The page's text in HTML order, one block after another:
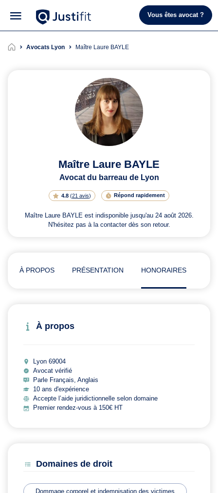
Vous êtes avocat ?
Avocats Lyon Maître Laure BAYLE
Maître Laure BAYLE
Avocat du barreau de Lyon
4.8 (21 avis) Répond rapidement
Maître Laure BAYLE est indisponible jusqu'au 24 août 2026.
N'hésitez pas à la contacter dès son retour.
À PROPOS PRÉSENTATION HONORAIRES
À propos
Lyon 69004
Avocat vérifié
Parle Français, Anglais
10 ans d'expérience
Accepte l’aide juridictionnelle selon domaine
Premier rendez-vous à 150€ HT
Domaines de droit
Dommage corporel et indemnisation des victimes